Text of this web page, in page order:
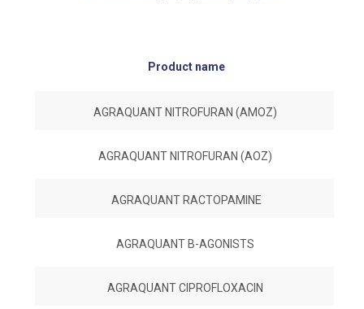
Product name
AGRAQUANT NITROFURAN (AMOZ)
AGRAQUANT NITROFURAN (AOZ)
AGRAQUANT RACTOPAMINE
AGRAQUANT B-AGONISTS
AGRAQUANT CIPROFLOXACIN